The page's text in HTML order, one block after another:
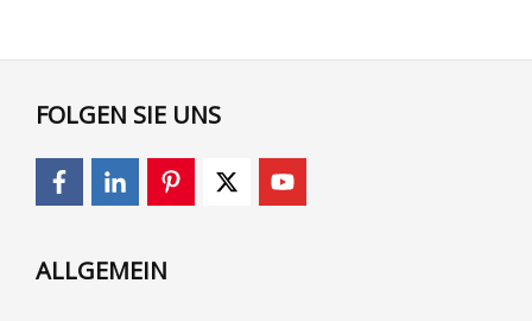
FOLGEN SIE UNS
ALLGEMEIN